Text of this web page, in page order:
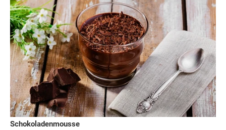
Schokoladenmousse